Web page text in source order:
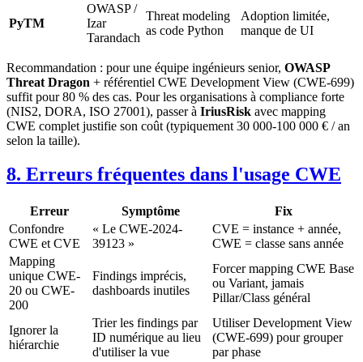
PyTM
OWASP /
Izar
Tarandach
Threat modeling
as code Python
Adoption limitée,
manque de UI
Recommandation : pour une équipe ingénieurs senior, OWASP
Threat Dragon + référentiel CWE Development View (CWE-699)
suffit pour 80 % des cas. Pour les organisations à compliance forte
(NIS2, DORA, ISO 27001), passer à IriusRisk avec mapping
CWE complet justifie son coût (typiquement 30 000-100 000 € / an
selon la taille).
8. Erreurs fréquentes dans l'usage CWE
Erreur Symptôme
Fix
Confondre
CWE et CVE
« Le CWE-2024-
39123 »
CVE = instance + année,
CWE = classe sans année
Mapping
unique CWE-
20 ou CWE-
200
Findings imprécis,
dashboards inutiles
Forcer mapping CWE Base
ou Variant, jamais
Pillar/Class général
Ignorer la
hiérarchie
Trier les findings par
ID numérique au lieu
d'utiliser la vue
Utiliser Development View
(CWE-699) pour grouper
par phase